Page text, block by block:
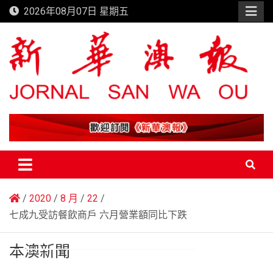
Skip
to
content
2026年08月07日 星期五
新華澳報
2020 8 月
22
七成九受訪餐飲商戶 六月營業額同比下跌
本澳新聞